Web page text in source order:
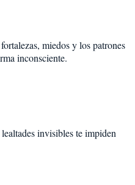
miedos y los patrones
inconsciente.
invisibles te impiden